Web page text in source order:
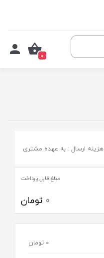
0
هزینه ارسال : به عهده مشتری
مبلغ قابل پرداخت
0 تومان
0 تومان